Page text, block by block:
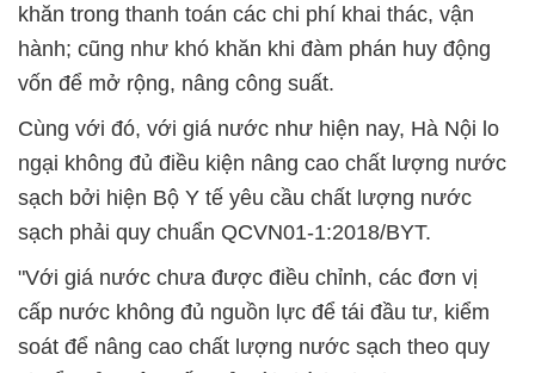
khăn trong thanh toán các chi phí khai thác, vận
hành; cũng như khó khăn khi đàm phán huy động
vốn để mở rộng, nâng công suất.
Cùng với đó, với giá nước như hiện nay, Hà Nội lo
ngại không đủ điều kiện nâng cao chất lượng nước
sạch bởi hiện Bộ Y tế yêu cầu chất lượng nước
sạch phải quy chuẩn QCVN01-1:2018/BYT.
"Với giá nước chưa được điều chỉnh, các đơn vị
cấp nước không đủ nguồn lực để tái đầu tư, kiểm
soát để nâng cao chất lượng nước sạch theo quy